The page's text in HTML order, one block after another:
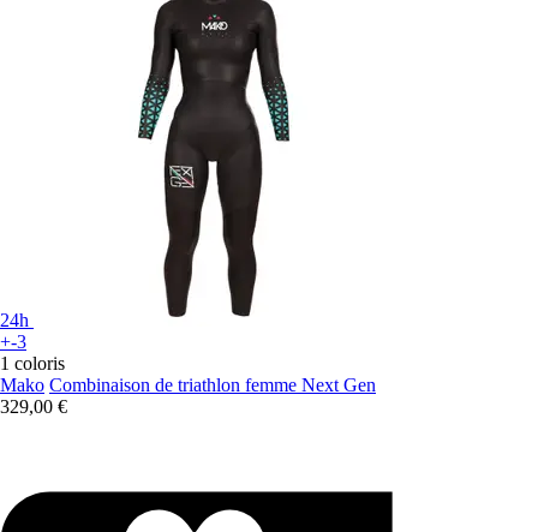
24h
+-3
1 coloris
Mako Combinaison de triathlon femme Next Gen
329,00 €